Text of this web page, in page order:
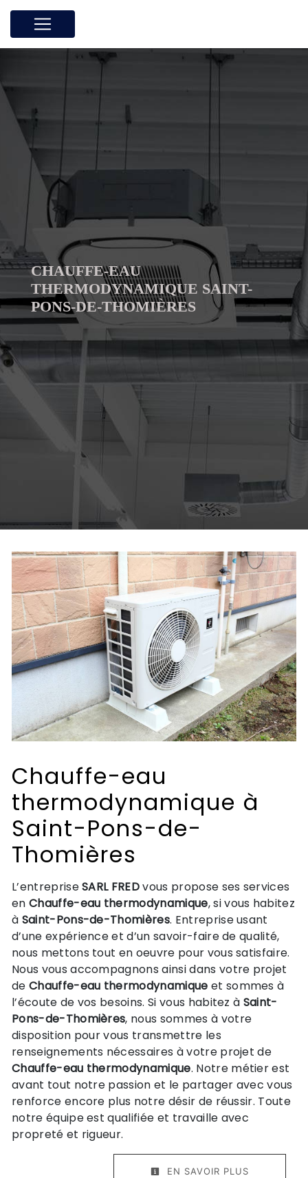
Panneau de gestion des cookies
CHAUFFE-EAU
THERMODYNAMIQUE SAINT-
PONS-DE-THOMIÈRES
Chauffe-eau
thermodynamique à
Saint-Pons-de-
Thomières
L’entrepriseSARL FREDvous propose ses services
en Chauffe-eau thermodynamique, si vous habitez
à Saint-Pons-de-Thomières. Entreprise usant
d’une expérience et d’un savoir-faire de qualité,
nous mettons tout en oeuvre pour vous satisfaire.
Nous vous accompagnons ainsi dans votre projet
de Chauffe-eau thermodynamique et sommes à
l’écoute de vos besoins. Si vous habitez à Saint-
Pons-de-Thomières, nous sommes à votre
disposition pour vous transmettre les
renseignements nécessaires à votre projet de
Chauffe-eau thermodynamique. Notre métier est
avant tout notre passion et le partager avec vous
renforce encore plus notre désir de réussir. Toute
notre équipe est qualifiée et travaille avec
propreté et rigueur.
EN SAVOIR PLUS